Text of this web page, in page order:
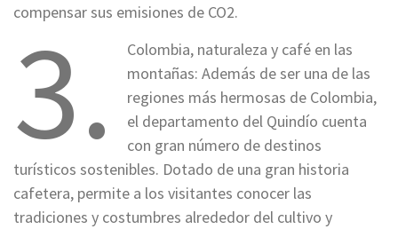
compensar sus emisiones de CO2.
3.
Colombia, naturaleza y café en las
montañas: Además de ser una de las
regiones más hermosas de Colombia,
el departamento del Quindío cuenta
con gran número de destinos
turísticos sostenibles. Dotado de una gran historia
cafetera, permite a los visitantes conocer las
tradiciones y costumbres alrededor del cultivo y